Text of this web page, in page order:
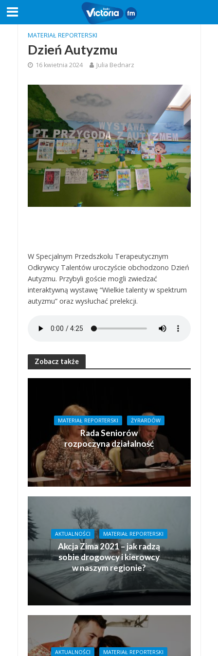
MATERIAŁ REPORTERSKI
Dzień Autyzmu
16 kwietnia 2024 Julia Bednarz
W Specjalnym Przedszkolu Terapeutycznym
Odkrywcy Talentów uroczyście obchodzono Dzień
Autyzmu. Przybyli goście mogli zwiedzać
interaktywną wystawę “Wielkie talenty w spektrum
autyzmu” oraz wysłuchać prelekcji.
Zobacz także
MATERIAŁ REPORTERSKI ŻYRARDÓW
Rada Seniorów
rozpoczyna działalność
AKTUALNOŚCI MATERIAŁ REPORTERSKI
Akcja Zima 2021 – jak radzą
sobie drogowcy i kierowcy
w naszym regionie?
AKTUALNOŚCI MATERIAŁ REPORTERSKI